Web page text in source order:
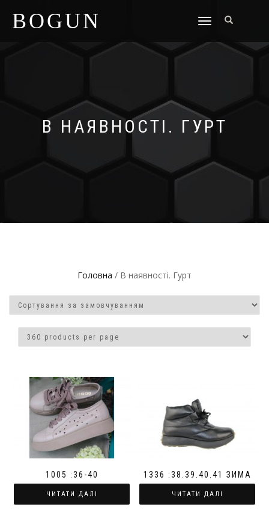
BOGUN
TOGGLE
В НАЯВНОСТІ. ГУРТ
Головна / В наявності. Гурт
1005 :36-40
ЧИТАТИ ДАЛІ
1336 :38.39.40.41 ЗИМА
ЧИТАТИ ДАЛІ